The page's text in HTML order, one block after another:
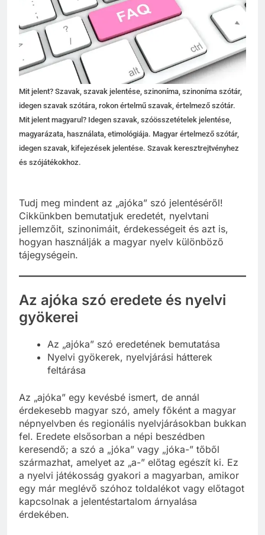
Mit jelent? Szavak, szavak jelentése, szinoníma, szinoníma szótár,
idegen szavak szótára, rokon értelmű szavak, értelmező szótár.
Mit jelent magyarul? Idegen szavak, szóösszetételek jelentése,
magyarázata, használata, etimológiája. Magyar értelmező szótár,
idegen szavak, kifejezések jelentése. Szavak keresztrejtvényhez
és szójátékokhoz.
Tudj meg mindent az „ajóka” szó jelentéséről!
Cikkünkben bemutatjuk eredetét, nyelvtani
jellemzőit, szinonimáit, érdekességeit és azt is,
hogyan használják a magyar nyelv különböző
tájegységein.
Az ajóka szó eredete és nyelvi
gyökerei
Az „ajóka” szó eredetének bemutatása
Nyelvi gyökerek, nyelvjárási hátterek
feltárása
Az „ajóka” egy kevésbé ismert, de annál
érdekesebb magyar szó, amely főként a magyar
népnyelvben és regionális nyelvjárásokban bukkan
fel. Eredete elsősorban a népi beszédben
keresendő; a szó a „jóka” vagy „jóka-” tőből
származhat, amelyet az „a-” előtag egészít ki. Ez
a nyelvi játékosság gyakori a magyarban, amikor
egy már meglévő szóhoz toldalékot vagy előtagot
kapcsolnak a jelentéstartalom árnyalása
érdekében.